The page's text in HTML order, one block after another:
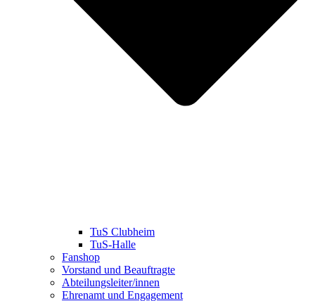
TuS Clubheim
TuS-Halle
Fanshop
Vorstand und Beauftragte
Abteilungsleiter/innen
Ehrenamt und Engagement